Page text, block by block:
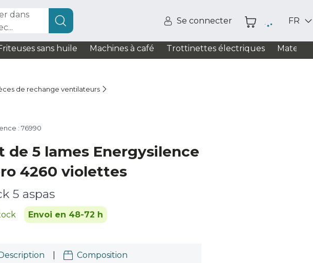
dans
Se connecter FR
sans huile Machines à café Trottinettes électriques Matelas
de rechange ventilateurs
: 76990
de 5 lames Energysilence
4260 violettes
5 aspas
Envoi en 48-72 h
Composition